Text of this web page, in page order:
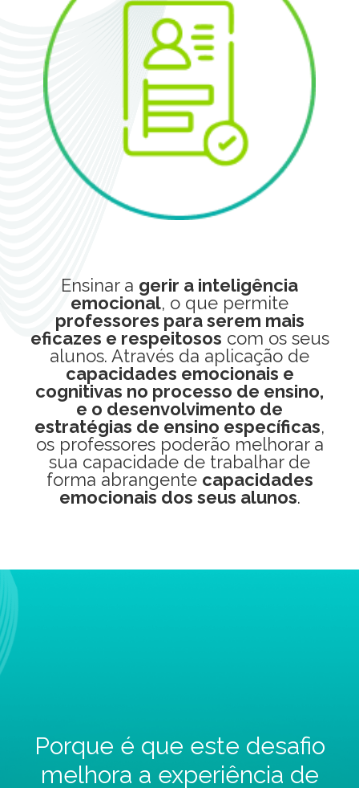
Ensinar a gerir a inteligência
emocional, o que permite
professores para serem mais
eficazes e respeitosos com os seus
alunos. Através da aplicação de
capacidades emocionais e
cognitivas no processo de ensino,
e o desenvolvimento de
estratégias de ensino específicas,
os professores poderão melhorar a
sua capacidade de trabalhar de
forma abrangente capacidades
emocionais dos seus alunos.
Porque é que este desafio
melhora a experiência de